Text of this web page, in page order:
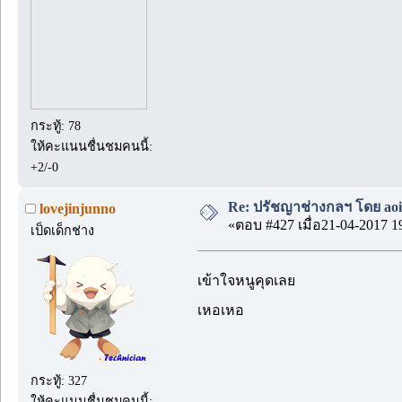
กระทู้: 78
ให้คะแนนชื่นชมคนนี้:
+2/-0
lovejinjunno
เป็ดเด็กช่าง
กระทู้: 327
Re: ปรัชญาช่างกลฯ โดย
«ตอบ #427 เมื่อ21-04-2017
เข้าใจหนูคุดเลย
เหอเหอ